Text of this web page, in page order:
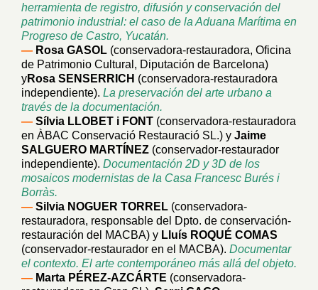
herramienta de registro, difusión y conservación del
patrimonio industrial: el caso de la Aduana Marítima en
Progreso de Castro, Yucatán.
— Rosa GASOL (conservadora-restauradora, Oficina
de Patrimonio Cultural, Diputación de Barcelona)
yRosa SENSERRICH (conservadora-restauradora
independiente). La preservación del arte urbano a
través de la documentación.
— Sílvia LLOBET i FONT (conservadora-restauradora
en ÀBAC Conservació Restauració SL.) y Jaime
SALGUERO MARTÍNEZ (conservador-restaurador
independiente). Documentación 2D y 3D de los
mosaicos modernistas de la Casa Francesc Burés i
Borràs.
— Silvia NOGUER TORREL (conservadora-
restauradora, responsable del Dpto. de conservación-
restauración del MACBA) y Lluís ROQUÉ COMAS
(conservador-restaurador en el MACBA). Documentar
el contexto. El arte contemporáneo más allá del objeto.
— Marta PÉREZ-AZCÁRTE (conservadora-